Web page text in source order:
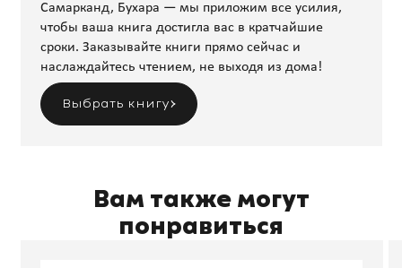
Самарканд, Бухара — мы приложим все усилия,
чтобы ваша книга достигла вас в кратчайшие
сроки. Заказывайте книги прямо сейчас и
наслаждайтесь чтением, не выходя из дома!
Выбрать книгу
Вам также могут
понравиться